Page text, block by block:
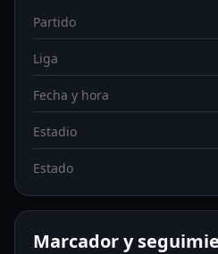
Partido
Liga
Fecha y hora
Estadio
Estado
Marcador y